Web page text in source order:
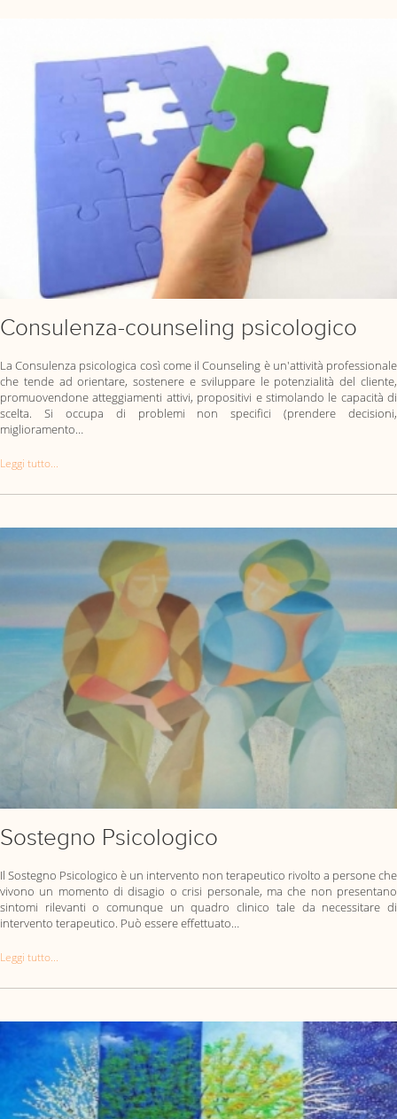
Consulenza-counseling psicologico
La Consulenza psicologica così come il Counseling è un'attività professionale
che tende ad orientare, sostenere e sviluppare le potenzialità del cliente,
promuovendone atteggiamenti attivi, propositivi e stimolando le capacità di
scelta. Si occupa di problemi non specifici (prendere decisioni,
miglioramento…
Leggi tutto...
Sostegno Psicologico
Il Sostegno Psicologico è un intervento non terapeutico rivolto a persone che
vivono un momento di disagio o crisi personale, ma che non presentano
sintomi rilevanti o comunque un quadro clinico tale da necessitare di
intervento terapeutico. Può essere effettuato…
Leggi tutto...